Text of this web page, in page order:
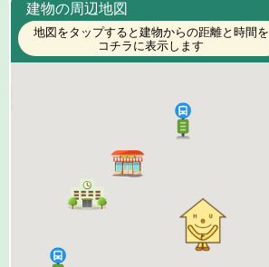
建物の周辺地図
地図をタップすると建物からの距離と時間を
コチラに表示します